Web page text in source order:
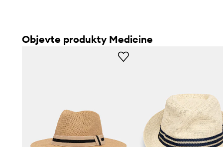
Objevte produkty Medicine